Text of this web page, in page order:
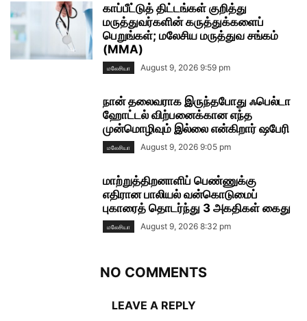
காப்பீட்டுத் திட்டங்கள் குறித்து
மருத்துவர்களின் கருத்துக்களைப்
பெறுங்கள்; மலேசிய மருத்துவ சங்கம்
(MMA)
மலேசியா August 9, 2026 9:59 pm
நான் தலைவராக இருந்தபோது ஃபெல்டா
ஹோட்டல் விற்பனைக்கான எந்த
முன்மொழிவும் இல்லை என்கிறார் ஷபேரி
மலேசியா August 9, 2026 9:05 pm
மாற்றுத்திறனாளிப் பெண்ணுக்கு
எதிரான பாலியல் வன்கொடுமைப்
புகாரைத் தொடர்ந்து 3 அகதிகள் கைது
மலேசியா August 9, 2026 8:32 pm
NO COMMENTS
LEAVE A REPLY